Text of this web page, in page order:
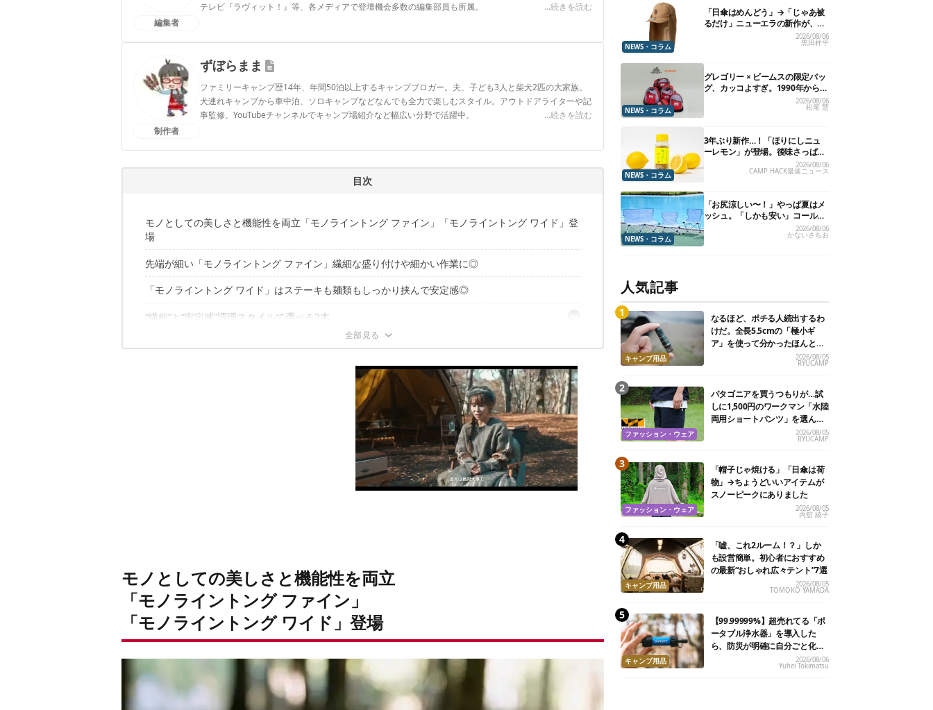
編集者
テレビ『ラヴィット！』等、各メディアで登壇機会多数の編集部員も所属。
...続きを読む
制作者
ずぼらまま
ファミリーキャンプ歴14年、年間50泊以上するキャンプブロガー。夫、子ども3人と柴犬2匹の大家族。
犬連れキャンプから車中泊、ソロキャンプなどなんでも全力で楽しむスタイル。アウトドアライターや記
事監修、YouTubeチャンネルでキャンプ場紹介など幅広い分野で活躍中。
...続きを読む
目次
モノとしての美しさと機能性を両立「モノライントング ファイン」「モノライントング ワイド」登
場
先端が細い「モノライントング ファイン」繊細な盛り付けや細かい作業に◎
「モノライントング ワイド」はステーキも麺類もしっかり挟んで安定感◎
“繊細”と“安定感”調理スタイルで選べる2本
✔️こちらの記事もおすすめ
モノとしての美しさと機能性を両立
「モノライントング ファイン」
「モノライントング ワイド」登場
NEWS・コラム
「日傘はめんどう」→「じゃあ被
るだけ」ニューエラの新作が、真
2026/08/06
黒田祥平
NEWS・コラム
グレゴリー × ビームスの限定バッ
グ、カッコよすぎ。1990年から“3
年のみ使用”されていた、紫タグ
2026/08/06
松尾 慧
NEWS・コラム
3年ぶり新作…！「ほりにしニュ
ーレモン」が登場。後味さっぱり
の万能スパイス！【8月21日発
2026/08/06
CAMP HACK最速ニュース
NEWS・コラム
「お尻涼しい〜！」やっぱ夏はメ
ッシュ。「しかも安い」コールマ
ン今年の新作は、カラーもさわや
かです
2026/08/06
かないさちお
人気記事
キャンプ用品
なるほど、ポチる人続出するわ
けだ。全長5.5cmの「極小ギ
ア」を使って分かったほんとの
2026/08/05
RYUCAMP
ファッション・ウェア
パタゴニアを買うつもりが…試
しに1,500円のワークマン「水陸
両用ショートパンツ」を選んだ
2026/08/05
RYUCAMP
ファッション・ウェア
「帽子じゃ焼ける」「日傘は荷
物」→ちょうどいいアイテムが
スノーピークにありました
2026/08/05
内舘 綾子
キャンプ用品
「嘘、これ2ルーム！？」しか
も設営簡単。初心者におすすめ
の最新“おしゃれ広々テント”7選
2026/08/05
TOMOKO YAMADA
キャンプ用品
【99.99999%】超売れてる「ポ
ータブル浄水器」を導入した
ら、防災が明確に自分ごと化し
2026/08/06
Yuhei Tokimatsu